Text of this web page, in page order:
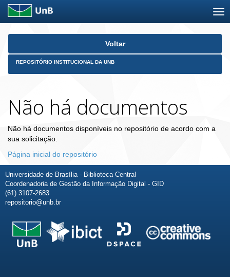
Skip
Voltar
REPOSITÓRIO INSTITUCIONAL DA UNB
Não há documentos
Não há documentos disponíveis no repositório de acordo com a
sua solicitação.
Página inicial do repositório
Universidade de Brasília - Biblioteca Central
Coordenadoria de Gestão da Informação Digital - GID
(61) 3107-2683
repositorio@unb.br